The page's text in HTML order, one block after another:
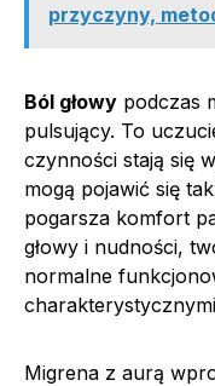
przyczyny,
Ból głowy podczas
pulsujący. To
czynności stają się
mogą pojawić się
pogarsza komfort
głowy i nudności,
normalne
Migrena z aurą